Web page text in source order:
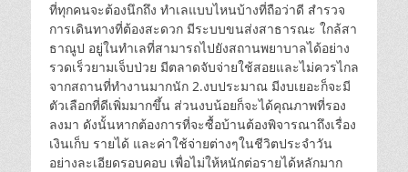
ที่ทุกคนจะต้องนึกถึง ทำเลแบบไหนบ้างที่ถือว่าดี สำรวจ
การเดินทางที่ต้องสะดวก มีระบบขนส่งสาธารณะ ใกล้สา
ธาณูป อยู่ในทำเลที่สามารถไปยังสถานพยาบาลได้อย่าง
รวดเร็วยามเจ็บป่วย มีตลาดจับจ่ายใช้สอยและไม่ควรไกล
จากสถานที่ทำงานมากนัก 2.งบประมาณ มีงบเยอะก็จะมี
ตัวเลือกที่ดีเพิ่มมากขึ้น ส่วนงบน้อยก็จะได้คุณภาพที่รอง
ลงมา ดังนั้นหากต้องการที่จะซื้อบ้านต้องพิจารณาถึงเรื่อง
เงินเก็บ รายได้ และค่าใช้จ่ายต่างๆในชีวิตประจำวัน
อย่างละเอียดรอบคอบ เพื่อไม่ให้หนักต่อรายได้หลักมาก